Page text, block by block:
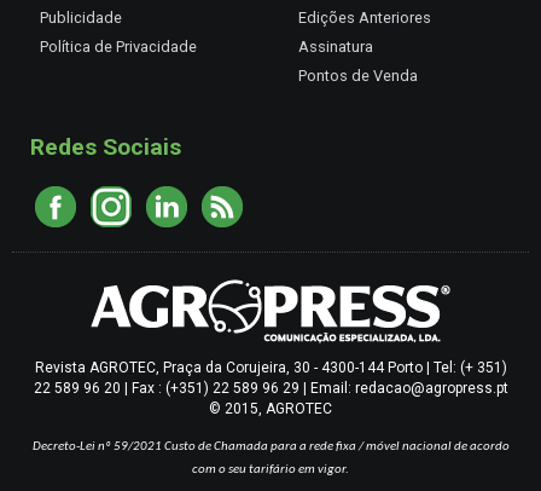
Publicidade
Política de Privacidade
Edições Anteriores
Assinatura
Pontos de Venda
Redes Sociais
Revista AGROTEC, Praça da Corujeira, 30 - 4300-144 Porto | Tel: (+ 351)
22 589 96 20 | Fax : (+351) 22 589 96 29 | Email: redacao@agropress.pt
© 2015, AGROTEC
Decreto-Lei nº 59/2021 Custo de Chamada para a rede fixa / móvel nacional de acordo
com o seu tarifário em vigor.